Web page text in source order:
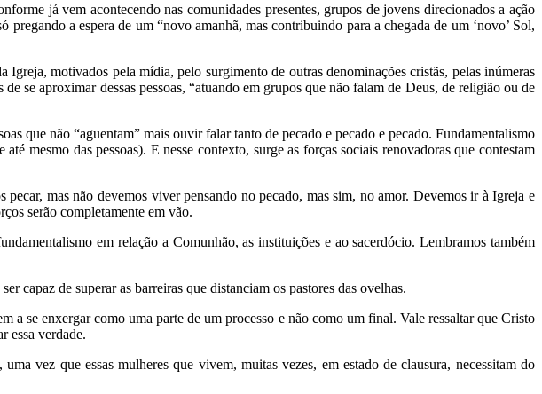
já vem acontecendo nas comunidades presentes, grupos de jovens direcionados a ação
a espera de um “novo amanhã, mas contribuindo para a chegada de um ‘novo’ Sol,
motivados pela mídia, pelo surgimento de outras denominações cristãs, pelas inúmeras
se aproximar dessas pessoas, “atuando em grupos que não falam de Deus, de religião ou de
que não “aguentam” mais ouvir falar tanto de pecado e pecado e pecado. Fundamentalismo
mesmo das pessoas). E nesse contexto, surge as forças sociais renovadoras que contestam
mas não devemos viver pensando no pecado, mas sim, no amor. Devemos ir à Igreja e
serão completamente em vão.
em relação a Comunhão, as instituições e ao sacerdócio. Lembramos também
capaz de superar as barreiras que distanciam os pastores das ovelhas.
se enxergar como uma parte de um processo e não como um final. Vale ressaltar que Cristo
essa verdade.
vez que essas mulheres que vivem, muitas vezes, em estado de clausura, necessitam do